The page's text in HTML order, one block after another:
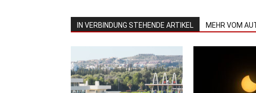
IN VERBINDUNG STEHENDE ARTIKEL MEHR VOM